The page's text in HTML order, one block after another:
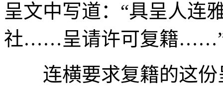
呈文中写道：“具呈人连
社……呈请许可复籍
连横要求复籍的这份